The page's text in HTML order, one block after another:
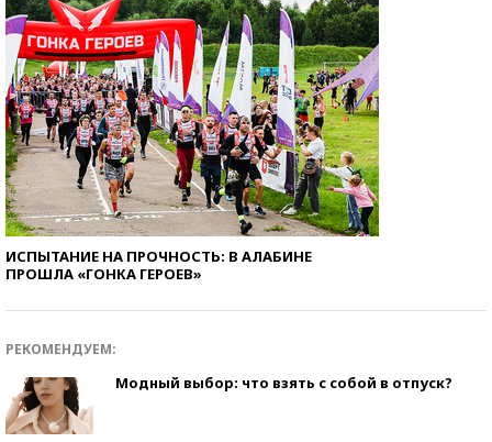
ИСПЫТАНИЕ НА ПРОЧНОСТЬ: В АЛАБИНЕ
ПРОШЛА «ГОНКА ГЕРОЕВ»
РЕКОМЕНДУЕМ:
Модный выбор: что взять с собой в отпуск?